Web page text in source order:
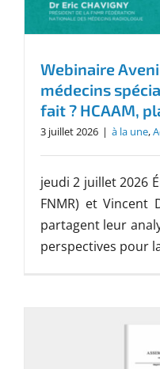
Webinaire
médecins
fait ? HCAAM,
3 juillet 2026 | à la une,
jeudi 2 juillet 2026
FNMR) et Vincent
partagent leur
perspectives pour